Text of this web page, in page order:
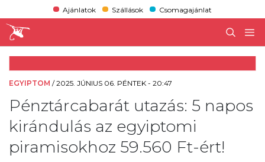
Ajánlatok Szállások Csomagajánlat
EGYIPTOM /2025. JÚNIUS 06. PÉNTEK - 20:47
Pénztárcabarát utazás: 5 napos
kirándulás az egyiptomi
piramisokhoz 59.560 Ft-ért!